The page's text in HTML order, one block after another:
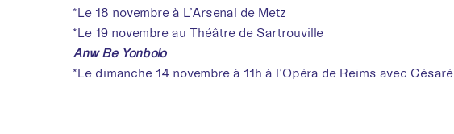
*Le 18 novembre à L’Arsenal de Metz
*Le 19 novembre au Théâtre de Sartrouville
Anw Be Yonbolo
*Le dimanche 14 novembre à 11h à l’Opéra de Reims avec Césaré